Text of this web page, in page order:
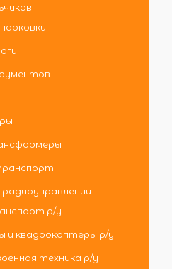
р/у
и квадрокоптеры р/у
техника р/у